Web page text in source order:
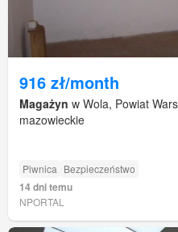
916 zł/month
Magażyn w Wola, Powiat
mazowieckie
Piwnica Bezpieczeństwo
14 dni temu
NPORTAL